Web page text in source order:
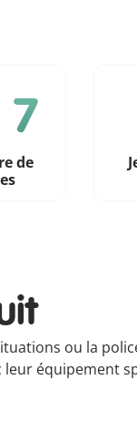
de
ou la
équipement